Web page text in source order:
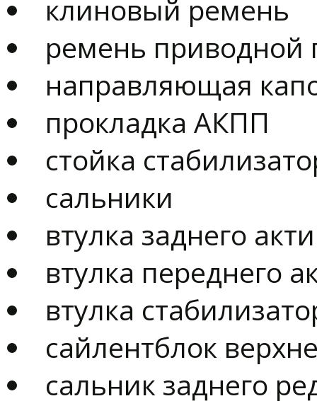
клиновый ремень
ремень
направляющая
прокладка АКПП
стойка
сальники
втулка заднего
втулка переднего
втулка
сайлентблок
сальник заднего